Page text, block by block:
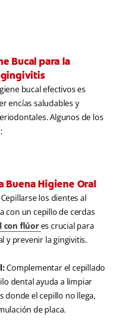
Bucal para la
bucal efectivos es
encías saludables y
Algunos de los
Buena Higiene Oral
Cepillarse los dientes al
con un cepillo de cerdas
con flúor es crucial para
y prevenir la gingivitis.
Complementar el cepillado
dental ayuda a limpiar
donde el cepillo no llega,
de placa.